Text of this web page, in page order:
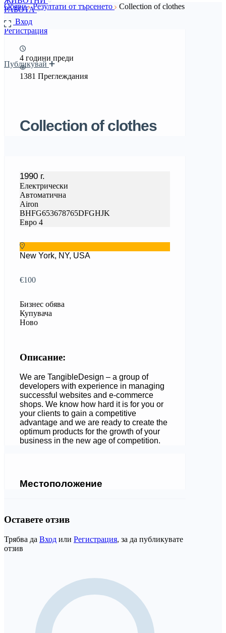
РАБОТА
Вход
Регистрация
Публикувай
Обяви Резултати от търсенето Collection of clothes
4 години преди
1381 Преглеждания
Collection of clothes
1990 г.
Електрически
Автоматична
Airon
BHFG653678765DFGHJK
Евро 4
New York, NY, USA
€100
Бизнес обява
Купувача
Ново
Описание:
We are TangibleDesign – a group of
developers with experience in managing
successful websites and e-commerce
shops. We know how hard it is for you or
your clients to gain a competitive
advantage and we are ready to create the
optimum products for the growth of your
business in the new age of competition.
Местоположение
Оставете отзив
Трябва да Вход или Регистрация, за да публикувате
отзив